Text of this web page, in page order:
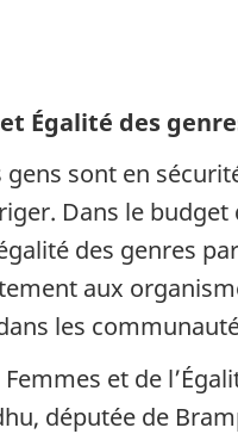
Égalité des
sont en
Dans le
des genres
aux
les
et de
députée de